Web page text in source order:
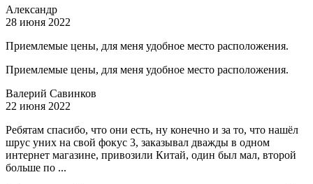
Александр
28 июня 2022
Приемлемые цены, для меня удобное место расположения.
Приемлемые цены, для меня удобное место расположения.
Валерий Савинков
22 июня 2022
Ребятам спасибо, что они есть, ну конечно и за то, что нашёл
шрус уних на свой фокус 3, заказывал дважды в одном
интернет магазине, привозили Китай, один был мал, второй
больше по ...